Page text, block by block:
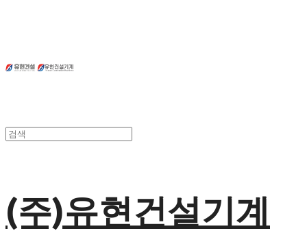
(주)유현건설기계